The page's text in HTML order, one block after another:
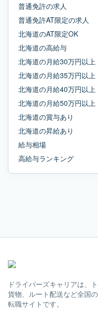
普通免許の求人
普通免許AT限定の求人
北海道のAT限定OK
北海道の高給与
北海道の月給30万円以上
北海道の月給35万円以上
北海道の月給40万円以上
北海道の月給50万円以上
北海道の賞与あり
北海道の昇給あり
給与相場
高給与ランキング
ドライバーズキャリアは、
貨物、ルート配送など全国
転職サイトです。